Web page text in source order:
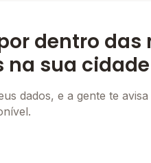
dentro das
na sua
dados, e a gente te